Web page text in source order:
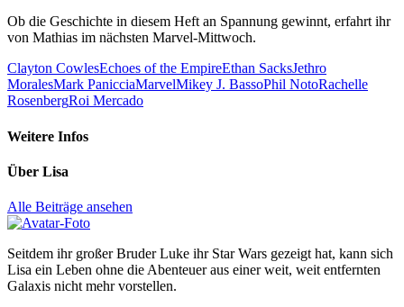
Ob die Geschichte in diesem Heft an Spannung gewinnt, erfahrt ihr
von Mathias im nächsten Marvel-Mittwoch.
Clayton CowlesEchoes of the EmpireEthan SacksJethro
MoralesMark PanicciaMarvelMikey J. BassoPhil NotoRachelle
RosenbergRoi Mercado
Weitere Infos
Über Lisa
Alle Beiträge ansehen
Seitdem ihr großer Bruder Luke ihr Star Wars gezeigt hat, kann sich
Lisa ein Leben ohne die Abenteuer aus einer weit, weit entfernten
Galaxis nicht mehr vorstellen.